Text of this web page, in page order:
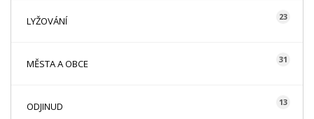
LYŽOVÁNÍ 23
MĚSTA A OBCE 31
ODJINUD 13